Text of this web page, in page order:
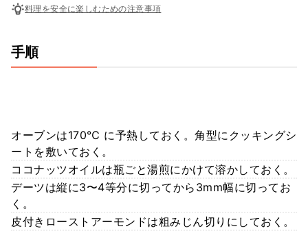
料理を安全に楽しむための注意事項
手順
オーブンは170℃ に予熱しておく。角型にクッキングシ
ートを敷いておく。
ココナッツオイルは瓶ごと湯煎にかけて溶かしておく。
デーツは縦に3〜4等分に切ってから3mm幅に切ってお
く。
皮付きローストアーモンドは粗みじん切りにしておく。